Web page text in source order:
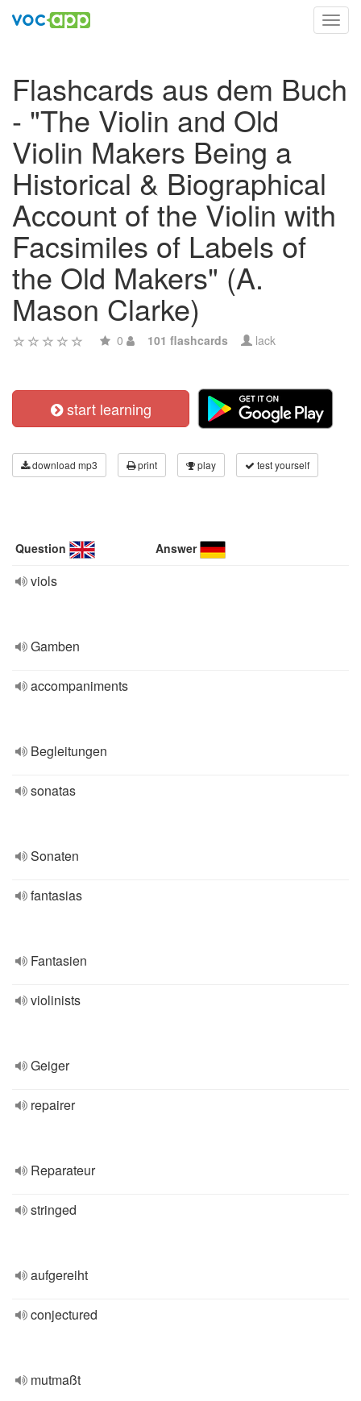
Flashcards aus dem Buch
- "The Violin and Old
Violin Makers Being a
Historical & Biographical
Account of the Violin with
Facsimiles of Labels of
the Old Makers" (A.
Mason Clarke)
0 101 flashcards lack
start learning
download mp3 print play test yourself
Question Answer
viols
Gamben
accompaniments
Begleitungen
sonatas
Sonaten
fantasias
Fantasien
violinists
Geiger
repairer
Reparateur
stringed
aufgereiht
conjectured
mutmaßt